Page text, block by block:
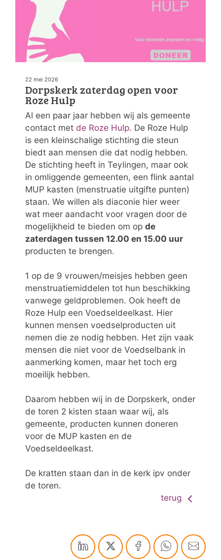
22 mei 2026
Dorpskerk zaterdag open voor
Roze Hulp
Al een paar jaar hebben wij als gemeente
contact met de Roze Hulp. De Roze Hulp
is een kleinschalige stichting die steun
biedt aan mensen die dat nodig hebben.
De stichting heeft in Teylingen, maar ook
in omliggende gemeenten, een flink aantal
MUP kasten (menstruatie uitgifte punten)
staan. We willen als diaconie hier weer
wat meer aandacht voor vragen door de
mogelijkheid te bieden om op de
zaterdagen tussen 12.00 en 15.00 uur
producten te brengen.
1 op de 9 vrouwen/meisjes hebben geen
menstruatiemiddelen tot hun beschikking
vanwege geldproblemen. Ook heeft de
Roze Hulp een Voedseldeelkast. Hier
kunnen mensen voedselproducten uit
nemen die ze nodig hebben. Het zijn vaak
mensen die niet voor de Voedselbank in
aanmerking komen, maar het toch erg
moeilijk hebben.
Daarom hebben wij in de Dorpskerk, onder
de toren 2 kisten staan waar wij, als
gemeente, producten kunnen doneren
voor de MUP kasten en de
Voedseldeelkast.
De kratten staan dan in de kerk ipv onder
de toren.
terug